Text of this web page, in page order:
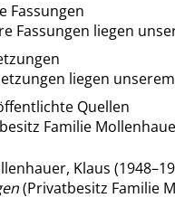
Fassungen
Fassungen liegen
liegen
Quellen
Familie
Klaus
(Privatbesitz Familie